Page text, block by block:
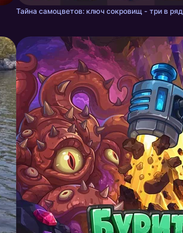
Тайна самоцветов: ключ сокровищ - три в ряд